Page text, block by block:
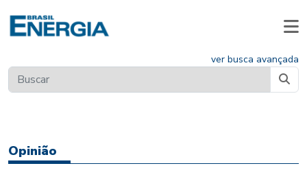
ver busca avançada
Opinião